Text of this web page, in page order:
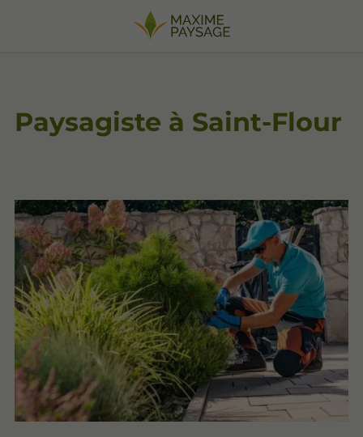
Paysagiste à Saint-Flour